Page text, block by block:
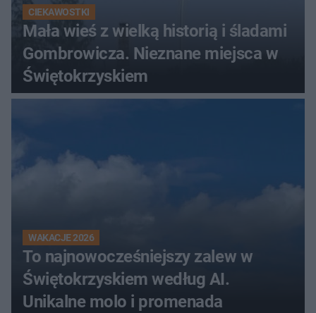
CIEKAWOSTKI
Mała wieś z wielką historią i śladami
Gombrowicza. Nieznane miejsca w
Świętokrzyskiem
WAKACJE 2026
To najnowocześniejszy zalew w
Świętokrzyskiem według AI.
Unikalne molo i promenada